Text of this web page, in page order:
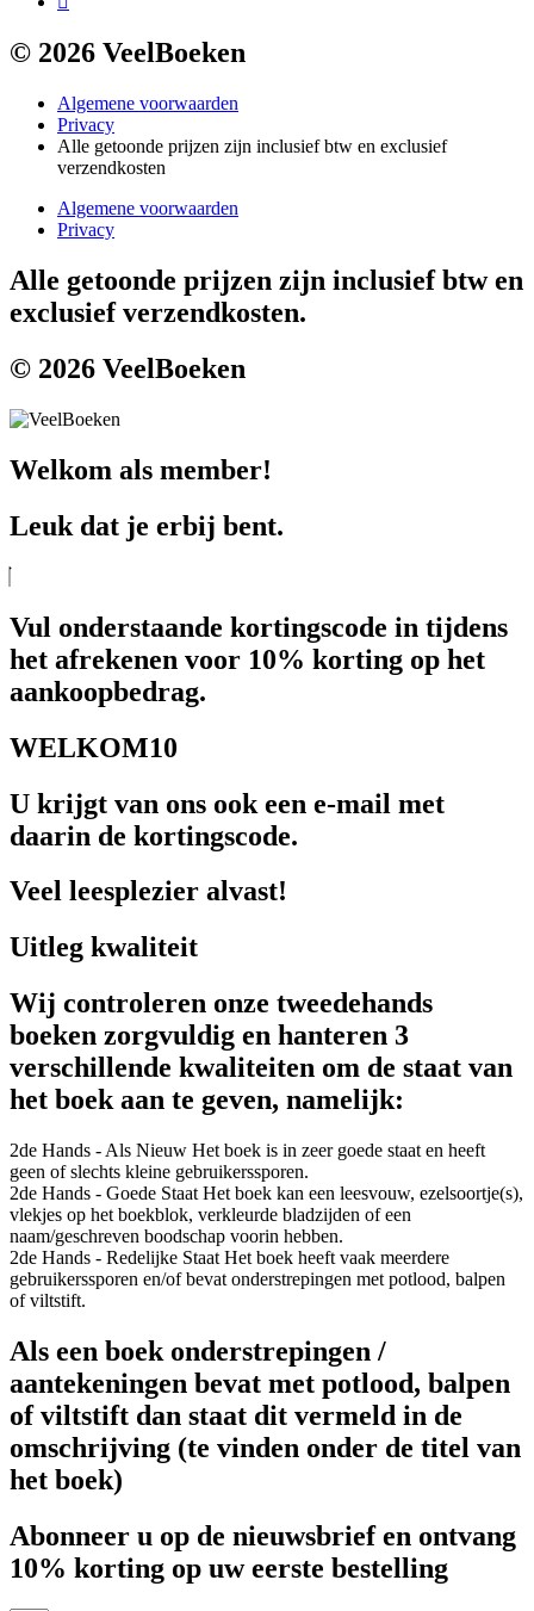
© 2026 VeelBoeken
Algemene voorwaarden
Privacy
Alle getoonde prijzen zijn inclusief btw en exclusief
verzendkosten
Algemene voorwaarden
Privacy
Alle getoonde prijzen zijn inclusief btw en
exclusief verzendkosten.
© 2026 VeelBoeken
Welkom als member!
Leuk dat je erbij bent.
Vul onderstaande kortingscode in tijdens
het afrekenen voor 10% korting op het
aankoopbedrag.
WELKOM10
U krijgt van ons ook een e-mail met
daarin de kortingscode.
Veel leesplezier alvast!
Uitleg kwaliteit
Wij controleren onze tweedehands
boeken zorgvuldig en hanteren 3
verschillende kwaliteiten om de staat van
het boek aan te geven, namelijk:
2de Hands - Als Nieuw Het boek is in zeer goede staat en heeft
geen of slechts kleine gebruikerssporen.
2de Hands - Goede Staat Het boek kan een leesvouw, ezelsoortje(s),
vlekjes op het boekblok, verkleurde bladzijden of een
naam/geschreven boodschap voorin hebben.
2de Hands - Redelijke Staat Het boek heeft vaak meerdere
gebruikerssporen en/of bevat onderstrepingen met potlood, balpen
of viltstift.
Als een boek onderstrepingen /
aantekeningen bevat met potlood, balpen
of viltstift dan staat dit vermeld in de
omschrijving (te vinden onder de titel van
het boek)
Abonneer u op de nieuwsbrief en ontvang
10% korting op uw eerste bestelling